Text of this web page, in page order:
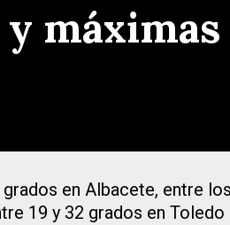
máximas
en Albacete, entre
19 y 32 grados en Toledo